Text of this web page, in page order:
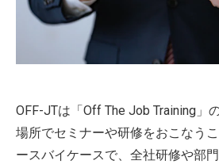
OFF-JTは「Off The Job Training」
場所でセミナーや研修をおこなう
ースバイケースで、全社研修や部